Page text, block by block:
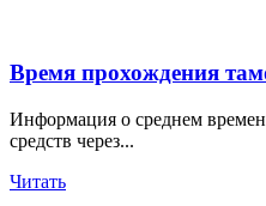
Время прохождения
Информация о среднем
средств через...
Читать